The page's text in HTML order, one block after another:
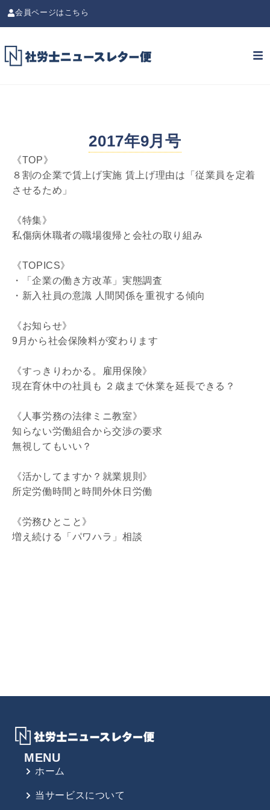
会員ページはこちら
2017年9月号
《TOP》
８割の企業で賃上げ実施 賃上げ理由は「従業員を定着
させるため」
《特集》
私傷病休職者の職場復帰と会社の取り組み
《TOPICS》
・「企業の働き方改革」実態調査
・新入社員の意識 人間関係を重視する傾向
《お知らせ》
9月から社会保険料が変わります
《すっきりわかる。雇用保険》
現在育休中の社員も ２歳まで休業を延長できる？
《人事労務の法律ミニ教室》
知らない労働組合から交渉の要求
無視してもいい？
《活かしてますか？就業規則》
所定労働時間と時間外休日労働
《労務ひとこと》
増え続ける「パワハラ」相談
MENU
ホーム
当サービスについて